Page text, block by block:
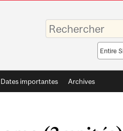
Saisissez
vos
mots-
Search
scope
Dates importantes Archives